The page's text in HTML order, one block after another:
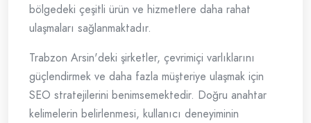
bölgedeki çeşitli ürün ve hizmetlere daha rahat
ulaşmaları sağlanmaktadır.
Trabzon Arsin'deki şirketler, çevrimiçi varlıklarını
güçlendirmek ve daha fazla müşteriye ulaşmak için
SEO stratejilerini benimsemektedir. Doğru anahtar
kelimelerin belirlenmesi, kullanıcı deneyiminin